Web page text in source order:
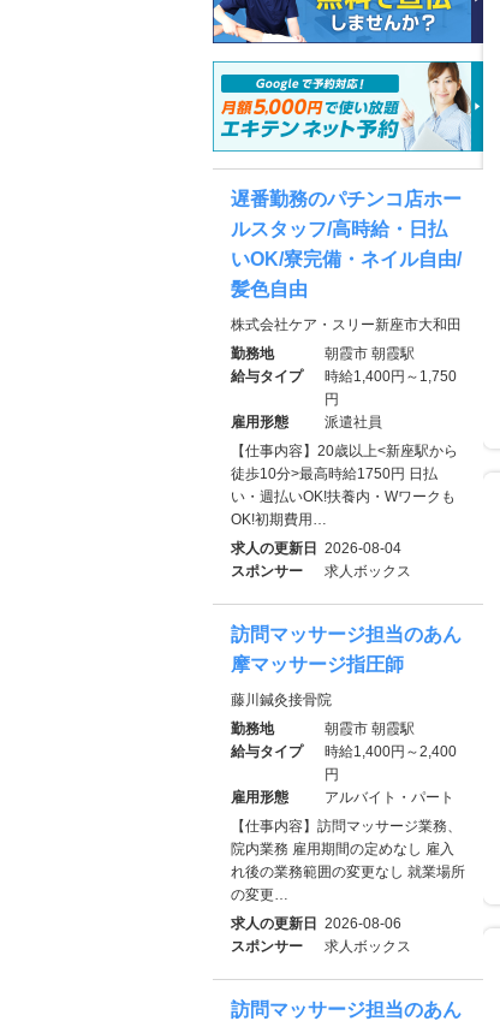
遅番勤務のパチンコ店ホー
ルスタッフ/高時給・日払
いOK/寮完備・ネイル自由/
髪色自由
株式会社ケア・スリー新座市大和田
勤務地
朝霞市 朝霞駅
給与タイプ
時給1,400円～1,750
円
雇用形態
派遣社員
【仕事内容】20歳以上<新座駅から
徒歩10分>最高時給1750円 日払
い・週払いOK!扶養内・Wワークも
OK!初期費用…
求人の更新日 2026-08-04
スポンサー
求人ボックス
訪問マッサージ担当のあん
摩マッサージ指圧師
藤川鍼灸接骨院
勤務地
朝霞市 朝霞駅
給与タイプ
時給1,400円～2,400
円
雇用形態
アルバイト・パート
【仕事内容】訪問マッサージ業務、
院内業務 雇用期間の定めなし 雇入
れ後の業務範囲の変更なし 就業場所
の変更…
求人の更新日 2026-08-06
スポンサー
求人ボックス
訪問マッサージ担当のあん